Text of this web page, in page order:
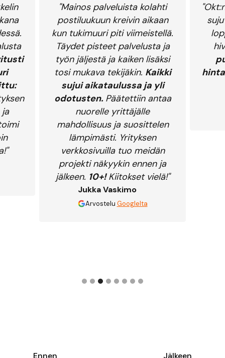
"Mainos palveluista kolahti
postiluukuun kreivin aikaan
kun tukimuuri piti viimeistellä.
Täydet pisteet palvelusta ja
työn jäljestä ja kaiken lisäksi
tosi mukava tekijäkin. Kaikki
sujui aikataulussa ja yli
odotusten. Päätettiin antaa
nuorelle yrittäjälle
mahdollisuus ja suosittelen
lämpimästi. Yrityksen
verkkosivuilla tuo meidän
projekti näkyykin ennen ja
jälkeen. 10+!Kiitokset vielä!"
Jukka Vaskimo
Arvostelu Googlelta
Ennen Jälkeen